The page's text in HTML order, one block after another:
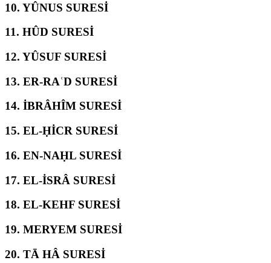
10. YÛNUS SURESİ
11. HÛD SURESİ
12. YÛSUF SURESİ
13. ER-RAʿD SURESİ
14. İBRÂHÎM SURESİ
15. EL-ḤİCR SURESİ
16. EN-NAḤL SURESİ
17. EL-İSRÂ SURESİ
18. EL-KEHF SURESİ
19. MERYEM SURESİ
20. TĀ HÂ SURESİ